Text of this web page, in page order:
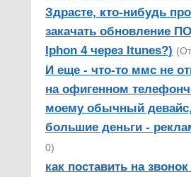
Здрасте, кто-нибудь
закачать обновление
Iphon 4 через Itunes?)
И еще - что-то ммс не
на офигенном
моему обычный
большие деньги -
0)
как поставить на